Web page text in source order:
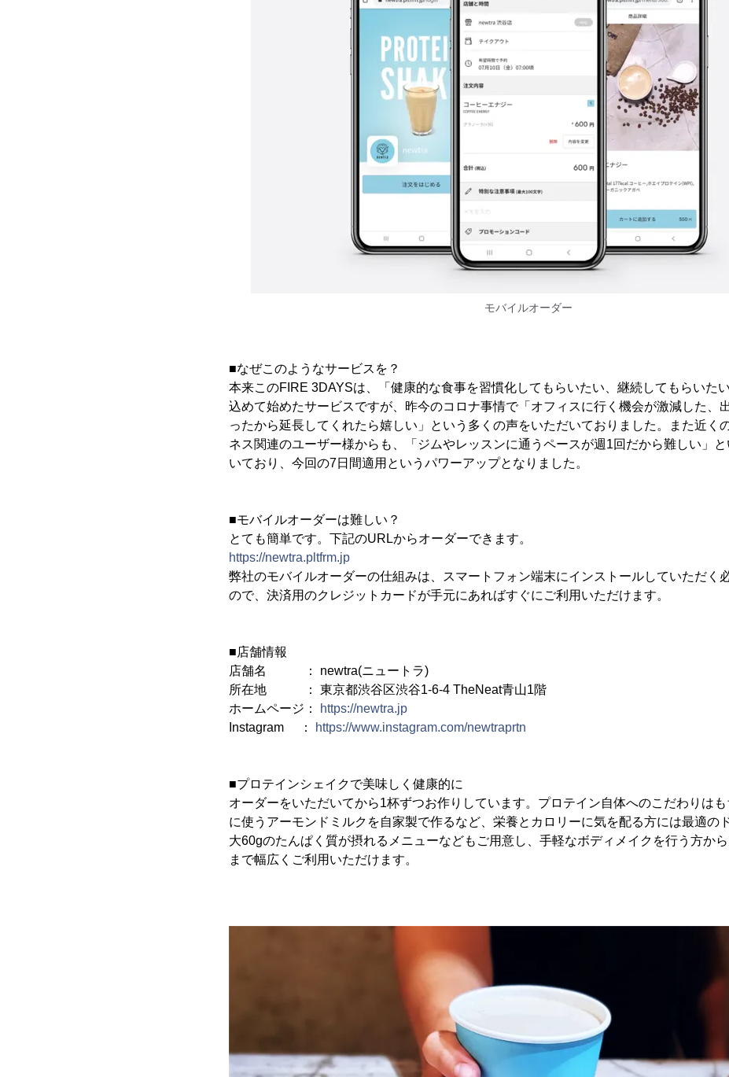
モバイルオーダー
■なぜこのようなサービスを？
本来このFIRE 3DAYSは、「健康的な食事を習慣化してもらいたい、継続してもらいた
込めて始めたサービスですが、昨今のコロナ事情で「オフィスに行く機会が激減した、
ったから延長してくれたら嬉しい」という多くの声をいただいておりました。また近く
ネス関連のユーザー様からも、「ジムやレッスンに通うペースが週1回だから難しい」
いており、今回の7日間適用というパワーアップとなりました。
■モバイルオーダーは難しい？
とても簡単です。下記のURLからオーダーできます。
https://newtra.pltfrm.jp
弊社のモバイルオーダーの仕組みは、スマートフォン端末にインストールしていただく
ので、決済用のクレジットカードが手元にあればすぐにご利用いただけます。
■店舗情報
店舗名 ： newtra(ニュートラ)
所在地 ： 東京都渋谷区渋谷1-6-4 TheNeat青山1階
ホームページ：
https://newtra.jp
Instagram ：
https://www.instagram.com/newtraprtn
■プロテインシェイクで美味しく健康的に
オーダーをいただいてから1杯ずつお作りしています。プロテイン自体へのこだわりは
に使うアーモンドミルクを自家製で作るなど、栄養とカロリーに気を配る方には最適の
大60gのたんぱく質が摂れるメニューなどもご用意し、手軽なボディメイクを行う方か
まで幅広くご利用いただけます。